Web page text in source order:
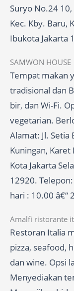
Suryo No.24 10,
Kec. Kby. Baru,
Ibukota Jakarta
SAMWON HOUSE
Tempat makan
tradisional dan
bir, dan Wi-Fi.
vegetarian.
Alamat: Jl. Setia
Kuningan, Karet
Kota Jakarta
12920.
hari : 10.00 â€“
Amalfi ristorante
Restoran Italia
pizza, seafood,
dan wine. Opsi
Menyediakan